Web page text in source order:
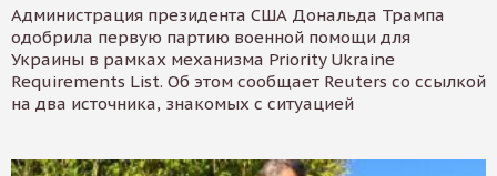
Администрация президента США Дональда Трампа
одобрила первую партию военной помощи для
Украины в рамках механизма Priority Ukraine
Requirements List. Об этом сообщает Reuters со ссылкой
на два источника, знакомых с ситуацией